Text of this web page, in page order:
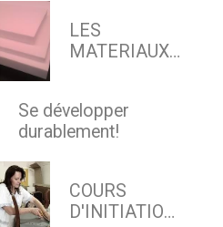
EN SIEGE & DECOR
LES
MATERIAUX
Se développer
durablement!
COURS
D'INITIATION